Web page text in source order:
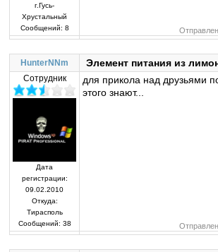
г.Гусь-
Хрустальный
Сообщений: 8
HunterNNm Элемент питания из
Сотрудник
Дата
регистрации:
09.02.2010
Откуда:
Тирасполь
Сообщений: 38
для прикола над друзьями
этого знают...